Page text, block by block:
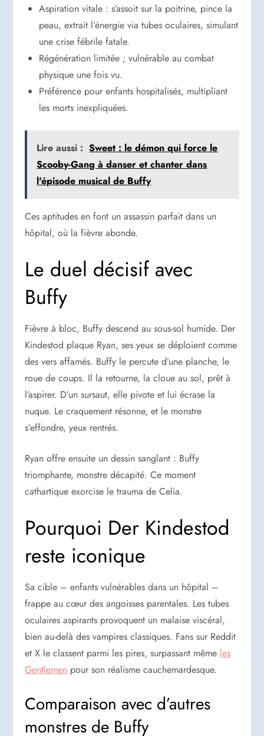
Aspiration vitale : s’assoit sur la poitrine, pince la
peau, extrait l’énergie via tubes oculaires, simulant
une crise fébrile fatale.
Régénération limitée ; vulnérable au combat
physique une fois vu.
Préférence pour enfants hospitalisés, multipliant
les morts inexpliquées.
Lire aussi : Sweet : le démon qui force le
Scooby-Gang à danser et chanter dans
l'épisode musical de Buffy
Ces aptitudes en font un assassin parfait dans un
hôpital, où la fièvre abonde.
Le duel décisif avec
Buffy
Fièvre à bloc, Buffy descend au sous-sol humide. Der
Kindestod plaque Ryan, ses yeux se déploient comme
des vers affamés. Buffy le percute d’une planche, le
roue de coups. Il la retourne, la cloue au sol, prêt à
l’aspirer. D’un sursaut, elle pivote et lui écrase la
nuque. Le craquement résonne, et le monstre
s’effondre, yeux rentrés.
Ryan offre ensuite un dessin sanglant : Buffy
triomphante, monstre décapité. Ce moment
cathartique exorcise le trauma de Celia.
Pourquoi Der Kindestod
reste iconique
Sa cible – enfants vulnérables dans un hôpital –
frappe au cœur des angoisses parentales. Les tubes
oculaires aspirants provoquent un malaise viscéral,
bien au-delà des vampires classiques. Fans sur Reddit
et X le classent parmi les pires, surpassant même les
Gentlemen pour son réalisme cauchemardesque.
Comparaison avec d’autres
monstres de Buffy